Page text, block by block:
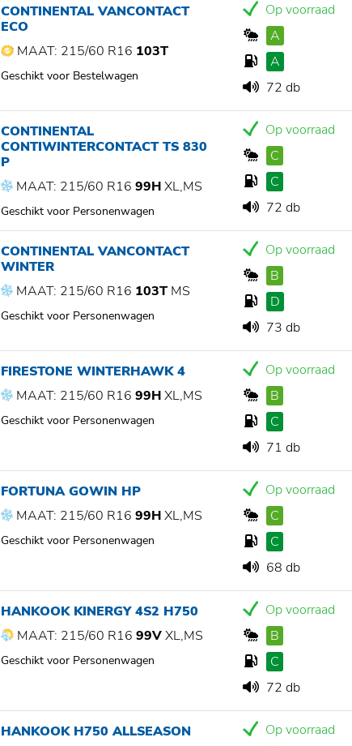
CONTINENTAL VANCONTACT
ECO
MAAT: 215/60 R16 103T
Geschikt voor Bestelwagen
Op voorraad
A
A
72 db
CONTINENTAL
CONTIWINTERCONTACT TS 830
P
MAAT: 215/60 R1699HXL,MS
Geschikt voor Personenwagen
Op voorraad
C
C
72 db
CONTINENTAL VANCONTACT
WINTER
MAAT: 215/60 R16 103T MS
Geschikt voor Personenwagen
Op voorraad
B
D
73 db
FIRESTONE WINTERHAWK 4
MAAT: 215/60 R1699HXL,MS
Geschikt voor Personenwagen
Op voorraad
B
C
71 db
FORTUNA GOWIN HP
MAAT: 215/60 R1699HXL,MS
Geschikt voor Personenwagen
Op voorraad
C
C
68 db
HANKOOK KINERGY 4S2 H750
MAAT: 215/60 R1699VXL,MS
Geschikt voor Personenwagen
Op voorraad
B
C
72 db
HANKOOK H750 ALLSEASON
Op voorraad